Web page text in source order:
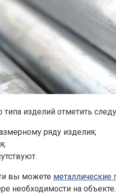
типа изделий отметить
ряду изделия;
вы можете
необходимости на